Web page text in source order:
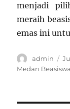
menjadi
meraih
emas ini
Author
admin
on
Medan